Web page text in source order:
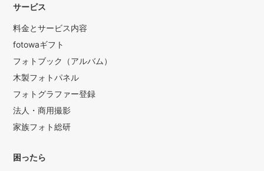
サービス
料金とサービス内容
fotowaギフト
フォトブック（アルバム）
木製フォトパネル
フォトグラファー登録
法人・商用撮影
家族フォト総研
困ったら